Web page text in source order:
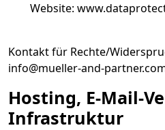
Website:
Kontakt für Rechte/
info@mueller-and-
Hosting, E-Mail-
Infrastruktur